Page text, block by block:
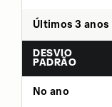
Últimos 3 anos
DESVIO
PADRÃO
No ano